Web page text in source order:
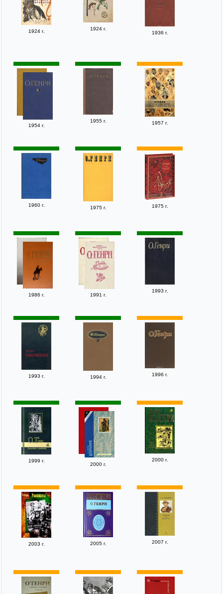
1924 г. 1924 г.
1936 г.
1954 г.
1955 г. 1957 г.
1960 г. 1975 г. 1975 г.
1986 г. 1991 г.
1993 г.
1993 г. 1994 г. 1996 г.
1999 г.
2000 г.
2000 г.
2003 г. 2005 г. 2007 г.